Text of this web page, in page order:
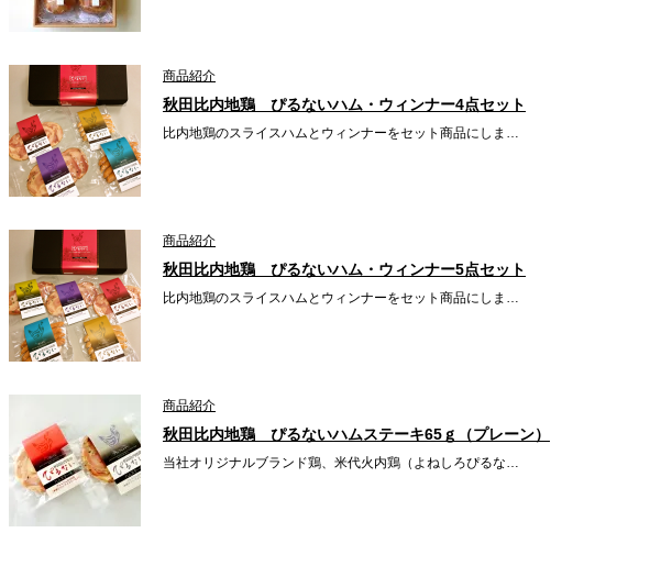
商品紹介
秋田比内地鶏 ぴるないハム・ウィンナー4点セット
比内地鶏のスライスハムとウィンナーをセット商品にしま…
商品紹介
秋田比内地鶏 ぴるないハム・ウィンナー5点セット
比内地鶏のスライスハムとウィンナーをセット商品にしま…
商品紹介
秋田比内地鶏 ぴるないハムステーキ65ｇ（プレーン）
当社オリジナルブランド鶏、米代火内鶏（よねしろぴるな…